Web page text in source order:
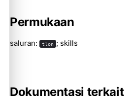
Permukaan
saluran: tlon ; skills
Dokumentasi terkait